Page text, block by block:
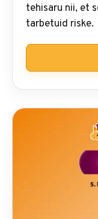
tehisaru nii, et
tarbetuid riske.